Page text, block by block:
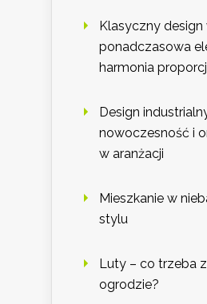
Klasyczny design
ponadczasowa
harmonia
Design
nowoczesność i
w aranżacji
Mieszkanie w
stylu
Luty – co trzeba
ogrodzie?